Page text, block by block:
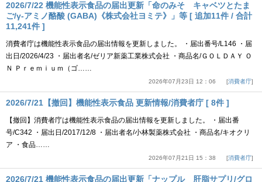
2026/7/22 機能性表示食品の届出更新「命のみそ キャベツとたま
ご/γ-アミノ酪酸 (GABA)《株式会社ヨミテ》」等 [ 追加11件 / 合計
11,241件 ]
消費者庁は機能性表示食品の届出情報を更新しました。 ・届出番号/L146 ・届
出日/2026/4/23 ・届出者名/ゼリア新薬工業株式会社 ・商品名/ＧＯＬＤＡＹ Ｏ
Ｎ Ｐｒｅｍｉｕｍ（ゴ……
2026年07月23日 12：06 消費者庁
2026/7/21【撤回】機能性表示食品 更新情報/消費者庁 [ 8件 ]
【撤回】消費者庁は機能性表示食品の届出情報を更新しました。 ・届出番
号/C342 ・届出日/2017/12/8 ・届出者名/小林製薬株式会社 ・商品名/キオクリ
ア ・食品……
2026年07月21日 15：38 消費者庁
2026/7/21 機能性表示食品の届出更新「ナップル 肝脂サプリ/グロ